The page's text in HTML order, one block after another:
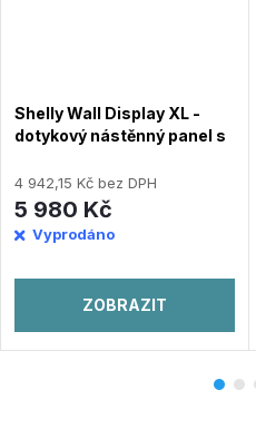
Shelly Wall Display XL -
dotykový nástěnný panel s
Šedý
4 942,15 Kč bez DPH
5 980 Kč
Vyprodáno
ZOBRAZIT